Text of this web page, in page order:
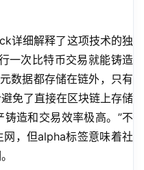
详细解释了这项技术的独
一次比特币交易就能铸造
数据都存储在链外，只有
免了直接在区块链上存储
造和交易效率极高。”不
，但alpha标签意味着社